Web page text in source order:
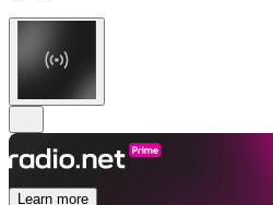
Learn more